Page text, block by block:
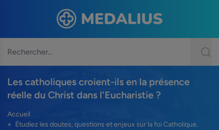
Les catholiques croient-ils en la présence
réelle du Christ dans l'Eucharistie ?
Accueil
Étudiez les doutes, questions et enjeux sur la foi Catholique.